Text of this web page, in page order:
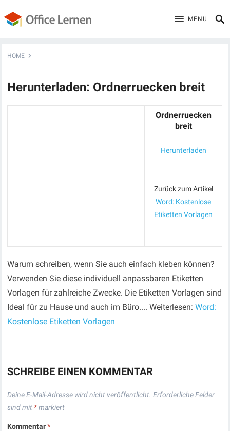
MENU
HOME
Herunterladen: Ordnerruecken breit
Ordnerruecken
breit
Herunterladen
Zurück zum Artikel
Word: Kostenlose
Etiketten Vorlagen
Warum schreiben, wenn Sie auch einfach kleben können?
Verwenden Sie diese individuell anpassbaren Etiketten
Vorlagen für zahlreiche Zwecke. Die Etiketten Vorlagen sind
Ideal für zu Hause und auch im Büro.... Weiterlesen:Word:
Kostenlose Etiketten Vorlagen
SCHREIBE EINEN KOMMENTAR
Deine E-Mail-Adresse wird nicht veröffentlicht. Erforderliche Felder
sind mit *markiert
Kommentar*